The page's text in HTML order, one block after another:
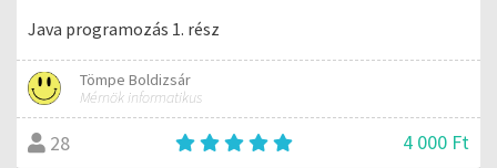
Java programozás 1. rész
Tömpe Boldizsár
Mérnök informatikus
28 4 000 Ft